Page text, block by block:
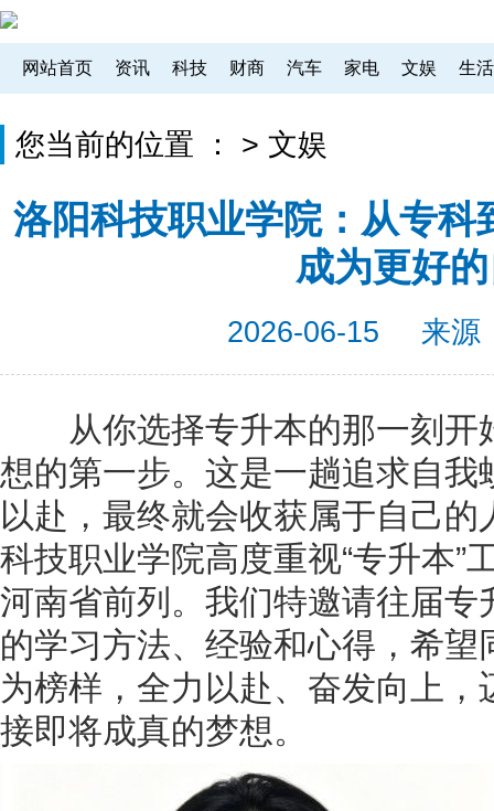
网站首页 资讯 科技 财商 汽车 家电 文娱 生活
您当前的位置 ： > 文娱
洛阳科技职业学院：从专科
成为更好
2026-06-15 来源
从你选择专升本的那一刻开
想的第一步。这是一趟追求自
以赴，最终就会收获属于自己
科技职业学院高度重视“专升本”
河南省前列。我们特邀请往届
的学习方法、经验和心得，希
为榜样，全力以赴、奋发向上
接即将成真的梦想。